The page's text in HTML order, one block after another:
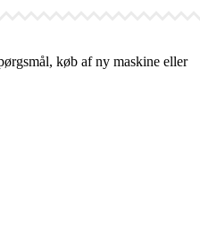
køb af ny maskine eller